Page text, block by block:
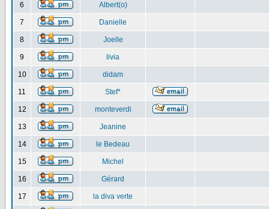
6 Albert(o)
7 Danielle
8 Joelle
9 livia
10 didam
11 Stef*
12 monteverdi
13 Jeanine
14 le Bedeau
15 Michel
16 Gérard
17 la diva verte